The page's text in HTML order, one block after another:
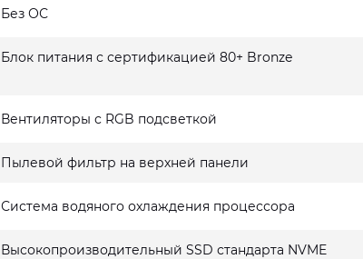
Без ОС
Блок питания с сертификацией 80+ Bronze
Вентиляторы с RGB подсветкой
Пылевой фильтр на верхней панели
Система водяного охлаждения процессора
Высокопроизводительный SSD стандарта NVME